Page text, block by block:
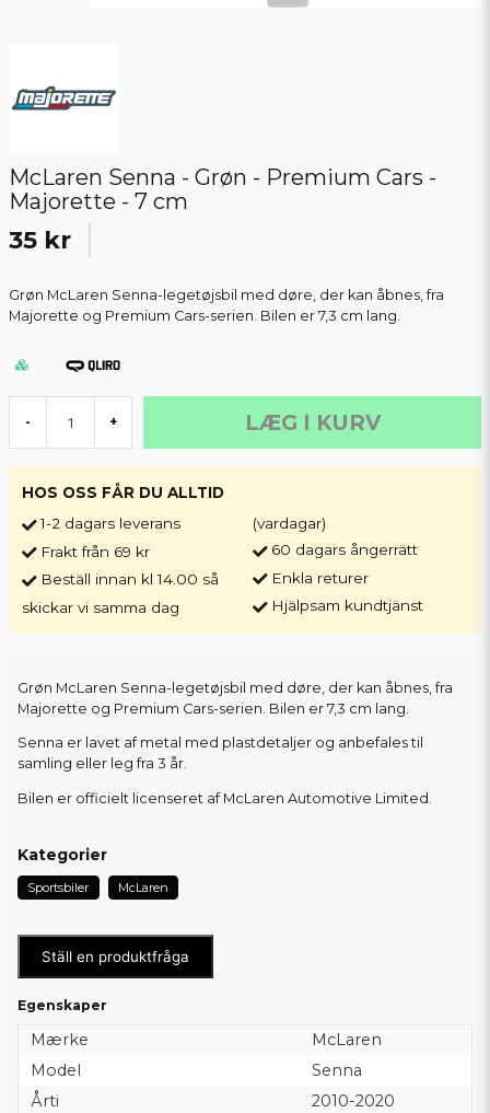
McLaren Senna - Grøn - Premium Cars -
Majorette - 7 cm
35 kr
Grøn McLaren Senna-legetøjsbil med døre, der kan åbnes, fra
Majorette og Premium Cars-serien. Bilen er 7,3 cm lang.
- + LÆG I KURV
HOS OSS FÅR DU ALLTID
1-2 dagars leverans
Frakt från 69 kr
Beställ innan kl 14.00 så
skickar vi samma dag
(vardagar)
60 dagars ångerrätt
Enkla returer
Hjälpsam kundtjänst
Grøn McLaren Senna-legetøjsbil med døre, der kan åbnes, fra
Majorette og Premium Cars-serien. Bilen er 7,3 cm lang.
Senna er lavet af metal med plastdetaljer og anbefales til
samling eller leg fra 3 år.
Bilen er officielt licenseret af McLaren Automotive Limited.
Kategorier
Sportsbiler McLaren
Ställ en produktfråga
Egenskaper
Mærke
McLaren
Model
Senna
Årti
2010-2020